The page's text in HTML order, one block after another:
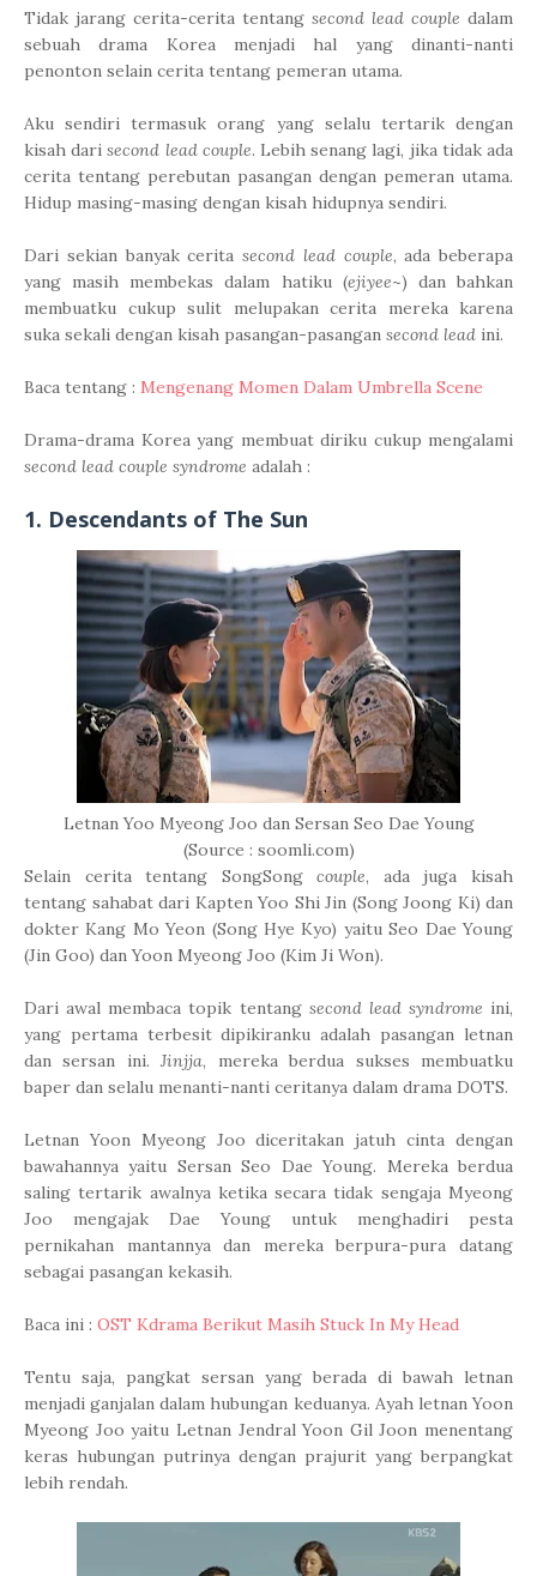
Tidak jarang cerita-cerita tentang second lead couple dalam
sebuah drama Korea menjadi hal yang dinanti-nanti
penonton selain cerita tentang pemeran utama.
Aku sendiri termasuk orang yang selalu tertarik dengan
kisah darisecond lead couple. Lebih senang lagi, jika tidak ada
cerita tentang perebutan pasangan dengan pemeran utama.
Hidup masing-masing dengan kisah hidupnya sendiri.
Dari sekian banyak cerita second lead couple, ada beberapa
yang masih membekas dalam hatiku (ejiyee~) dan bahkan
membuatku cukup sulit melupakan cerita mereka karena
suka sekali dengan kisah pasangan-pasangan second lead ini.
Baca tentang : Mengenang Momen Dalam Umbrella Scene
Drama-drama Korea yang membuat diriku cukup mengalami
second lead couple syndrome adalah :
1. Descendants of The Sun
Letnan Yoo Myeong Joo dan Sersan Seo Dae Young
(Source : soomli.com)
Selain cerita tentang SongSongcouple, ada juga kisah
tentang sahabat dari Kapten Yoo Shi Jin (Song Joong Ki) dan
dokter Kang Mo Yeon (Song Hye Kyo) yaitu Seo Dae Young
(Jin Goo) dan Yoon Myeong Joo (Kim Ji Won).
Dari awal membaca topik tentang second lead syndrome ini,
yang pertama terbesit dipikiranku adalah pasangan letnan
dan sersan ini.Jinjja, mereka berdua sukses membuatku
baper dan selalu menanti-nanti ceritanya dalam drama DOTS.
Letnan Yoon Myeong Joo diceritakan jatuh cinta dengan
bawahannya yaitu Sersan Seo Dae Young. Mereka berdua
saling tertarik awalnya ketika secara tidak sengaja Myeong
Joo mengajak Dae Young untuk menghadiri pesta
pernikahan mantannya dan mereka berpura-pura datang
sebagai pasangan kekasih.
Baca ini : OST Kdrama Berikut Masih Stuck In My Head
Tentu saja, pangkat sersan yang berada di bawah letnan
menjadi ganjalan dalam hubungan keduanya. Ayah letnan Yoon
Myeong Joo yaitu Letnan Jendral Yoon Gil Joon menentang
keras hubungan putrinya dengan prajurit yang berpangkat
lebih rendah.